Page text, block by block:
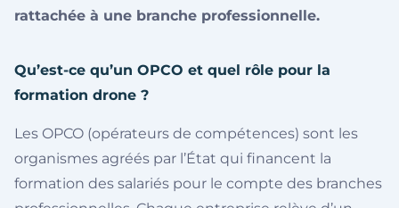
rattachée à une branche professionnelle.
Qu’est-ce qu’un OPCO et quel rôle pour la
formation drone ?
Les OPCO (opérateurs de compétences) sont les
organismes agréés par l’État qui financent la
formation des salariés pour le compte des branches